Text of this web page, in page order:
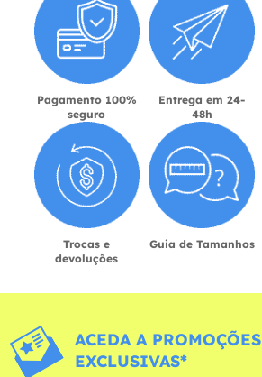
Pagamento 100%
seguro
Entrega em 24-
48h
Trocas e
devoluções
Guia de Tamanhos
ACEDA A PROMOÇÕES
EXCLUSIVAS*